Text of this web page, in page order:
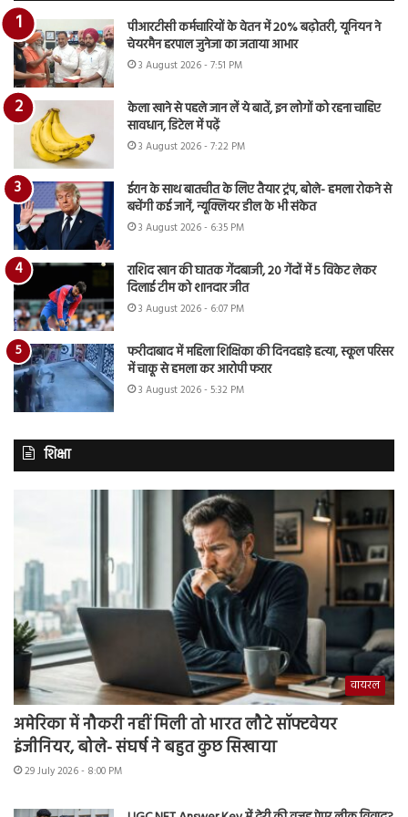
पीआरटीसी कर्मचारियों के वेतन में 20% बढ़ोतरी, यूनियन ने
चेयरमैन हरपाल जुनेजा का जताया आभार
3 August 2026 - 7:51 PM
केला खाने से पहले जान लें ये बातें, इन लोगों को रहना चाहिए
सावधान, डिटेल में पढ़ें
3 August 2026 - 7:22 PM
ईरान के साथ बातचीत के लिए तैयार ट्रंप, बोले- हमला रोकने से
बचेंगी कई जानें, न्यूक्लियर डील के भी संकेत
3 August 2026 - 6:35 PM
राशिद खान की घातक गेंदबाजी, 20 गेंदों में 5 विकेट लेकर
दिलाई टीम को शानदार जीत
3 August 2026 - 6:07 PM
फरीदाबाद में महिला शिक्षिका की दिनदहाड़े हत्या, स्कूल परिसर
में चाकू से हमला कर आरोपी फरार
3 August 2026 - 5:32 PM
शिक्षा
वायरल
अमेरिका में नौकरी नहीं मिली तो भारत लौटे सॉफ्टवेयर
इंजीनियर, बोले- संघर्ष ने बहुत कुछ सिखाया
29 July 2026 - 8:00 PM